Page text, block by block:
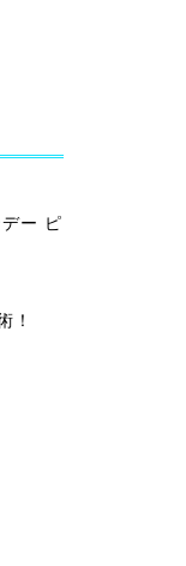
デー ピ
！